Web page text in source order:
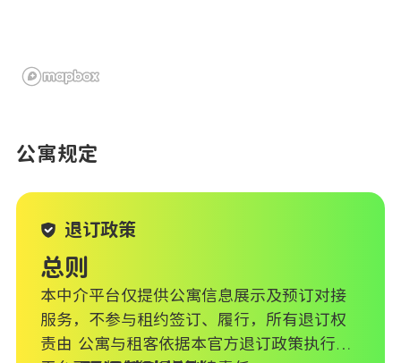
公寓规定
退订政策
总则
本中介平台仅提供公寓信息展示及预订对接
服务，不参与租约签订、履行，所有退订权
责由 公寓与租客依据本官方退订政策执行，